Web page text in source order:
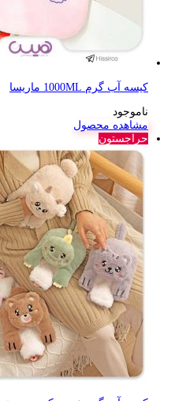
کیسه آب گرم 1000ML ماریسا
ناموجود
مشاهده محصول
حراجستون